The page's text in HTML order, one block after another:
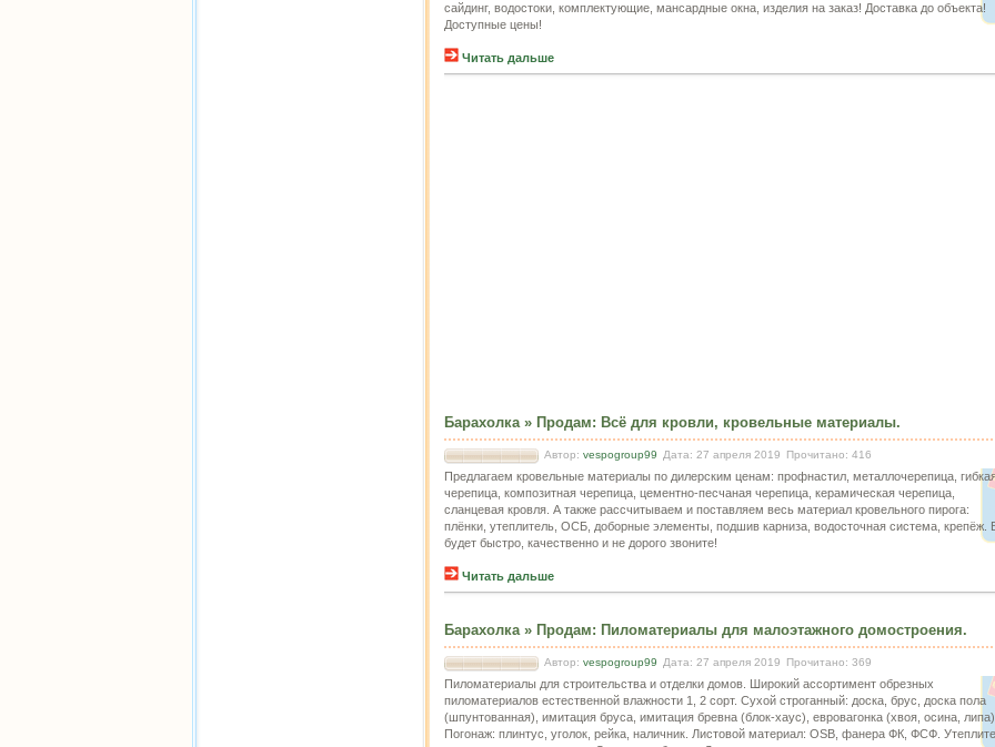
сайдинг, водостоки, комплектующие, мансардные окна, изделия на заказ! Доставка до объекта!
Доступные цены!
Читать дальше
Барахолка» Продам: Всё для кровли, кровельные материалы.
Автор: vespogroup99 Дата: 27 апреля 2019 Прочитано: 416
Предлагаем кровельные материалы по дилерским ценам: профнастил, металлочерепица,
черепица, композитная черепица, цементно-песчаная черепица, керамическая черепица,
сланцевая кровля. А также рассчитываем и поставляем весь материал кровельного пирога:
плёнки, утеплитель, ОСБ, доборные элементы, подшив карниза, водосточная система, крепёж.
будет быстро, качественно и не дорого звоните!
Читать дальше
Барахолка» Продам: Пиломатериалы для малоэтажного домостроения.
Автор: vespogroup99 Дата: 27 апреля 2019 Прочитано: 369
Пиломатериалы для строительства и отделки домов. Широкий ассортимент обрезных
пиломатериалов естественной влажности 1, 2 сорт. Сухой строганный: доска, брус, доска пола
(шпунтованная), имитация бруса, имитация бревна (блок-хаус), евровагонка (хвоя, осина,
Погонаж: плинтус, уголок, рейка, наличник. Листовой материал: OSB, фанера ФК, ФСФ.